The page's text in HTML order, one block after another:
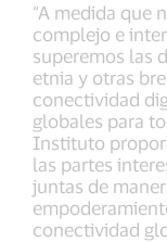
“A medida que
complejo e
superemos las
etnia y otras
conectividad
globales para
Instituto
las partes
juntas de
conectividad